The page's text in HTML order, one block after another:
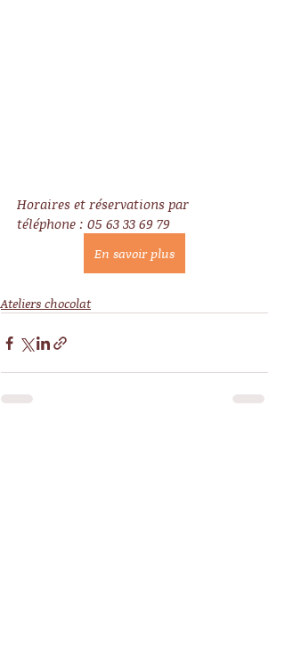
Horaires et réservations par
téléphone : 05 63 33 69 79
En savoir plus
Ateliers chocolat